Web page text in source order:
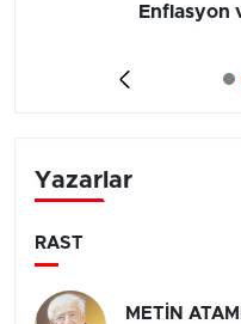
Enflasyon
Yazarlar
RAST
METİN